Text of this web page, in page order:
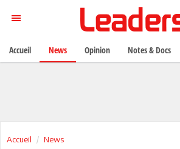
Accueil News
Accueil News Opinion Notes & Docs